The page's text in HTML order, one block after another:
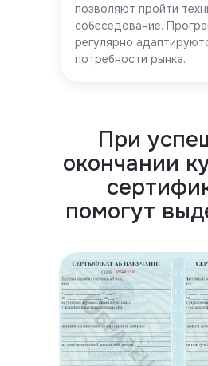
позволяют пройти
собеседование.
регулярно
потребности рынка.
При
окончании
помогут